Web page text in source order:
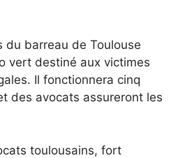
du barreau de Toulouse
vert destiné aux victimes
Il fonctionnera cinq
des avocats assureront les
toulousains, fort